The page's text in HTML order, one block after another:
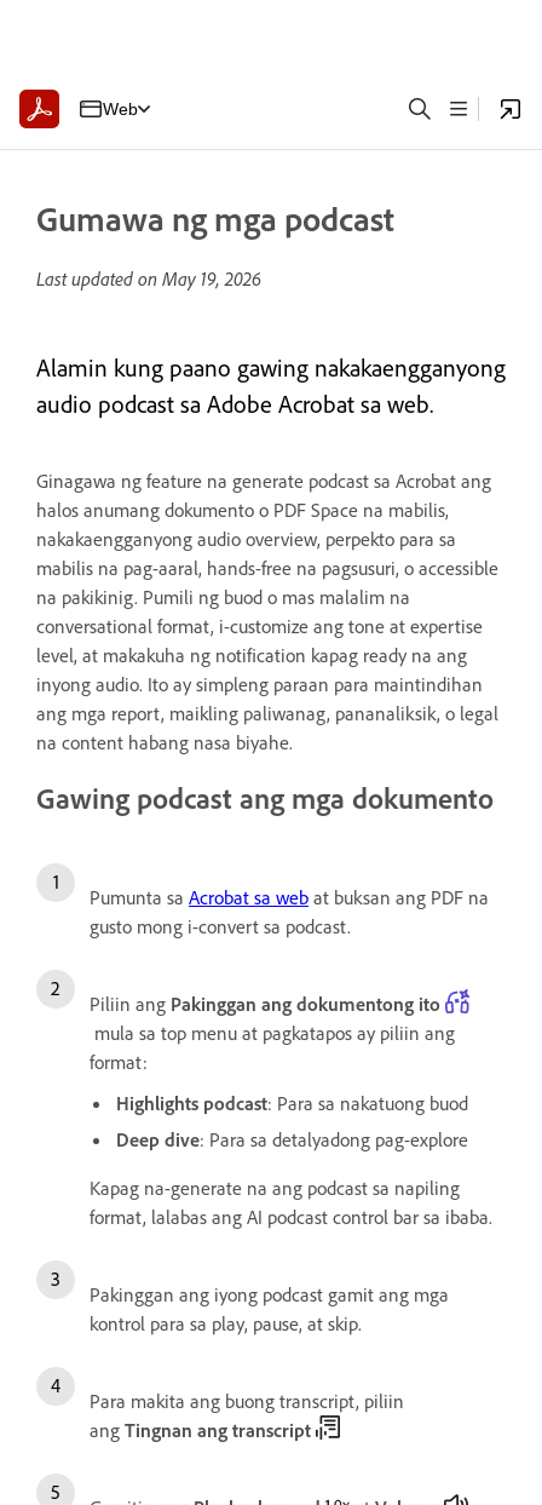
Web
Gumawa ng mga podcast
Last updated on May 19, 2026
Alamin kung paano gawing nakakaengganyong
audio podcast sa Adobe Acrobat sa web.
Ginagawa ng feature na generate podcast sa Acrobat ang
halos anumang dokumento o PDF Space na mabilis,
nakakaengganyong audio overview, perpekto para sa
mabilis na pag-aaral, hands-free na pagsusuri, o accessible
na pakikinig. Pumili ng buod o mas malalim na
conversational format, i-customize ang tone at expertise
level, at makakuha ng notification kapag ready na ang
inyong audio. Ito ay simpleng paraan para maintindihan
ang mga report, maikling paliwanag, pananaliksik, o legal
na content habang nasa biyahe.
Gawing podcast ang mga dokumento
Pumunta sa Acrobat sa web at buksan ang PDF na
gusto mong i-convert sa podcast.
Piliin ang Pakinggan ang dokumentong ito
mula sa top menu at pagkatapos ay piliin ang
format:
Highlights podcast: Para sa nakatuong buod
Deep dive: Para sa detalyadong pag-explore
Kapag na-generate na ang podcast sa napiling
format, lalabas ang AI podcast control bar sa ibaba.
Pakinggan ang iyong podcast gamit ang mga
kontrol para sa play, pause, at skip.
Para makita ang buong transcript, piliin
ang Tingnan ang transcript